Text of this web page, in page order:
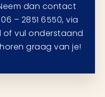
dan contact
– 2851 6550, via
of vul onderstaand
graag van je!